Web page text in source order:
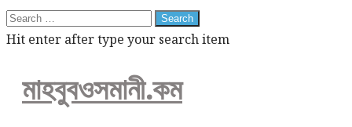
Search
for:
Hit enter after type your search item
মাহবুবওসমানী.কম